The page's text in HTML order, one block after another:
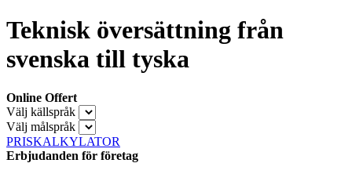
Teknisk översättning från
svenska till tyska
Online Offert
Välj källspråk
Välj målspråk
PRISKALKYLATOR
Erbjudanden för företag